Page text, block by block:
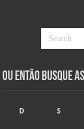
Ou Então Busque
D
S